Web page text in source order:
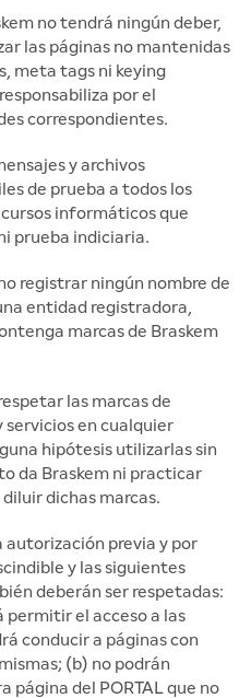
no tendrá ningún deber,
las páginas no mantenidas
meta tags ni keying
por el
correspondientes.
y archivos
de prueba a todos los
informáticos que
prueba indiciaria.
registrar ningún nombre de
entidad registradora,
marcas de Braskem
las marcas de
servicios en cualquier
hipótesis utilizarlas sin
da Braskem ni practicar
dichas marcas.
autorización previa y por
y las siguientes
deberán ser respetadas:
permitir el acceso a las
conducir a páginas con
(b) no podrán
página del PORTAL que no